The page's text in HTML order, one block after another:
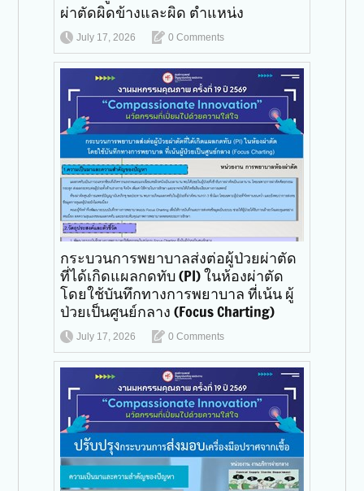
ผ่าตัดผิดข้างและผิด ตำแหน่ง
July 17, 2026 0 Comments
กระบวนการพยาบาลส่งต่อผู้ป่วยผ่าตัด
ที่ได้เกิดแผลกดทับ (PI) ในห้องผ่าตัด
โดยใช้บันทึกทางการพยาบาล ที่เน้น ผู้
ป่วยเป็นศูนย์กลาง (Focus Charting)
July 17, 2026 0 Comments